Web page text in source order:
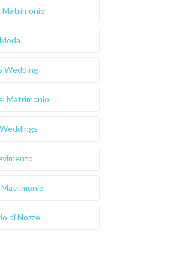
Matrimonio
Moda
Wedding
Matrimonio
Matrimonio
di Nozze